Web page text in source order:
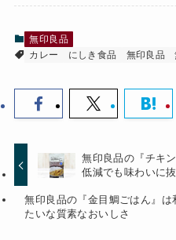
無印良品
カレー
にしき食品 無印良品
無印良品の『チキ
低減でも味わいに
無印良品の『金目鯛ごはん』は
たいな質素なおいしさ